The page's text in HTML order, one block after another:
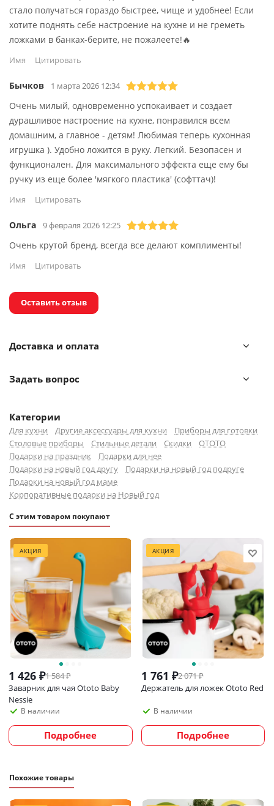
Уникальный запатентованный дизайн.
100% безопасно для пищевых продуктов.
Размер рабочей части: 9х3,2 см.
Можно мыть в посудомоечной машине.
Не содержит бисфенол А.
Каждый предмет из коллекции OTOTO — это не просто
функциональный аксессуар, а воплощение сказочных
историй и мифов, которые оживают в вашем доме.
Бренд стремится привнести в повседневную жизнь
нотку юмора и радости, предлагая уникальные
решения, способные удивить и порадовать.
стало получаться гораздо быстрее, чище и удобнее! Если
хотите поднять себе настроение на кухне и не греметь
ложками в банках-берите, не пожалеете!🔥
Имя Цитировать
Бычков 1 марта 2026 12:34
Очень милый, одновременно успокаивает и создает
дурашливое настроение на кухне, понравился всем
домашним, а главное - детям! Любимая теперь кухонная
игрушка ). Удобно ложится в руку. Легкий. Безопасен и
функционален. Для максимального эффекта еще ему бы
ручку из еще более 'мягкого пластика' (софттач)!
Имя Цитировать
Ольга 9 февраля 2026 12:25
Очень крутой бренд, всегда все делают комплименты!
Имя Цитировать
Оставить отзыв
Доставка и оплата
Задать вопрос
Категории
Для кухни Другие аксессуары для кухни
Приборы для готовки
Столовые приборы
Стильные детали Скидки
OTOTO
Подарки на праздник
Подарки для нее
Подарки на новый год другу
Подарки на новый год подруге
Подарки на новый год маме
Корпоративные подарки на Новый год
С этим товаром покупают
АКЦИЯ
1 426 ₽1 584₽
Заварник для чая Ototo Baby
Nessie
В наличии
Подробнее
АКЦИЯ
1 761 ₽2 071₽
Держатель для ложек Ototo Red
В наличии
Подробнее
Похожие товары